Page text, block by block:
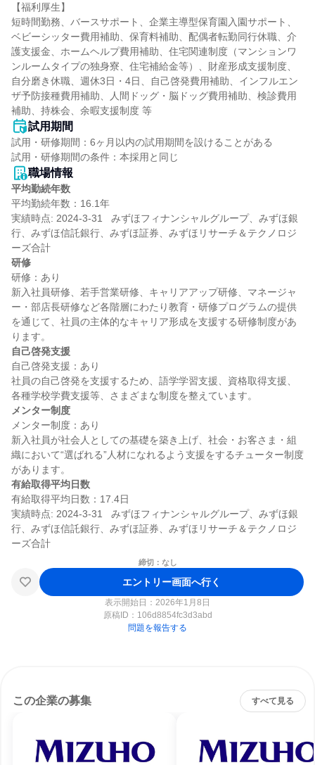
【福利厚生】
短時間勤務、バースサポート、企業主導型保育園入園サポート、
ベビーシッター費用補助、保育料補助、配偶者転勤同行休職、介
護支援金、ホームヘルプ費用補助、住宅関連制度（マンションワ
ンルームタイプの独身寮、住宅補給金等）、財産形成支援制度、
自分磨き休職、週休3日・4日、自己啓発費用補助、インフルエン
ザ予防接種費用補助、人間ドッグ・脳ドッグ費用補助、検診費用
補助、持株会、余暇支援制度 等
試用期間
試用・研修期間：6ヶ月以内の試用期間を設けることがある
職場情報
平均勤続年数
平均勤続年数：16.1年
実績時点: 2024-3-31   みずほフィナンシャルグループ、みずほ銀
行、みずほ信託銀行、みずほ証券、みずほリサーチ＆テクノロジ
研修
研修：あり
新入社員研修、若手営業研修、キャリアアップ研修、マネージャ
ー・部店長研修など各階層にわたり教育・研修プログラムの提供
を通じて、社員の主体的なキャリア形成を支援する研修制度があ
自己啓発支援
自己啓発支援：あり
社員の自己啓発を支援するため、語学学習支援、資格取得支援、
メンター制度
メンター制度：あり
新入社員が社会人としての基礎を築き上げ、社会・お客さま・組
織において“選ばれる”人材になれるよう支援をするチューター制度
有給取得平均日数
有給取得平均日数：17.4日
実績時点: 2024-3-31   みずほフィナンシャルグループ、みずほ銀
行、みずほ信託銀行、みずほ証券、みずほリサーチ＆テクノロジ
締切：なし
エントリー画面へ行く
表示開始日：2026年1月8日
原稿ID： 106d8854fc3d3abd
問題を報告する
この企業の募集 すべて見る